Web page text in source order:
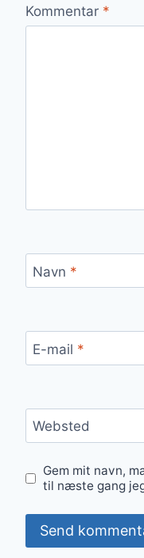
Kommentar *
Navn *
E-mail *
Websted
Gem mit navn,
til næste gang